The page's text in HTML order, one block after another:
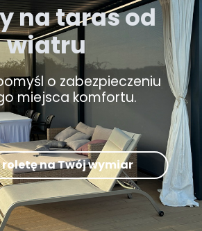
na taras od
wiatru
o zabezpieczeniu
miejsca komfortu.
roletę na Twój wymiar